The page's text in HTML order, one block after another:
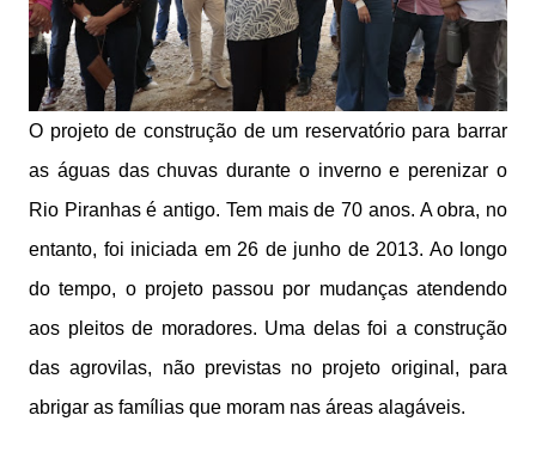
O projeto de construção de um reservatório para barrar
as águas das chuvas durante o inverno e perenizar o
Rio Piranhas é antigo. Tem mais de 70 anos. A obra, no
entanto, foi iniciada em 26 de junho de 2013. Ao longo
do tempo, o projeto passou por mudanças atendendo
aos pleitos de moradores. Uma delas foi a construção
das agrovilas, não previstas no projeto original, para
abrigar as famílias que moram nas áreas alagáveis.